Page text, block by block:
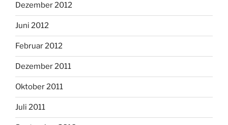
Dezember 2012
Juni 2012
Februar 2012
Dezember 2011
Oktober 2011
Juli 2011